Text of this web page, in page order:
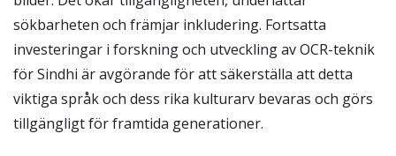
sökbarheten och främjar inkludering. Fortsatta
investeringar i forskning och utveckling av OCR-teknik
för Sindhi är avgörande för att säkerställa att detta
viktiga språk och dess rika kulturarv bevaras och görs
tillgängligt för framtida generationer.